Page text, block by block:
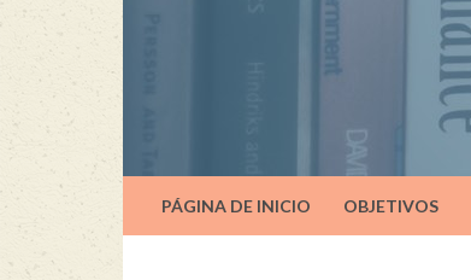
PÁGINA DE INICIO OBJETIVOS